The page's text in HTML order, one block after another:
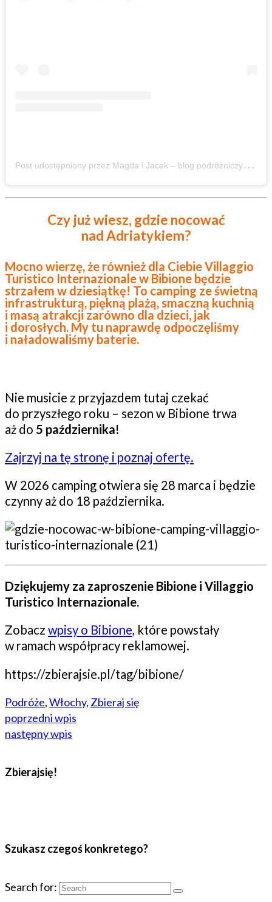
P
ost udostępniony przez Magda i Jacek – blog podróżniczy – z dziećmi aktywnie 🏔️🌱 (@zbierajsie)
Czy już wiesz, gdzie nocować
nad Adriatykiem?
Mocno wierzę, że również dla Ciebie Villaggio
Turistico Internazionale w Bibione będzie
strzałem w dziesiątkę! To camping ze świetną
infrastrukturą, piękną plażą, smaczną kuchnią
i masą atrakcji zarówno dla dzieci, jak
i dorosłych. My tu naprawdę odpoczęliśmy
i naładowaliśmy baterie.
Nie musicie z przyjazdem tutaj czekać
do przyszłego roku – sezon w Bibione trwa
aż do 5 października!
Zajrzyj na tę stronę i poznaj ofertę.
W 2026 camping otwiera się 28 marca i będzie
czynny aż do 18 października.
Dziękujemy za zaproszenie Bibione i Villaggio
Turistico Internazionale.
Zobacz wpisy o Bibione, które powstały
w ramach współpracy reklamowej.
https://zbierajsie.pl/tag/bibione/
Podróże,Włochy, Zbieraj się
poprzedni wpis
następny wpis
Zbierajsię!
Szukasz czegoś konkretego?
Search for: